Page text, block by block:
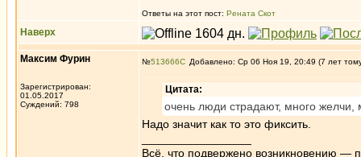
Ответы на этот пост: Рената Скот
Наверх
Максим Фурин
Зарегистрирован:
01.05.2017
Суждений: 798
№513666 Добавлено: Ср 06 Ноя 19, 20:49 (7 лет
Цитата:
очень люди страдают, много желчи,
Надо значит как то это фиксить.
Всё, что подвержено возникновению —